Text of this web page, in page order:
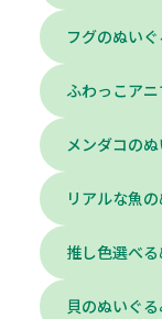
フグのぬい
ふわっこア
メンダコの
リアルな魚
推し色選べ
貝のぬいぐ